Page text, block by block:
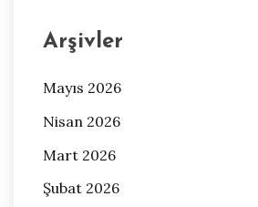
Arşivler
Mayıs 2026
Nisan 2026
Mart 2026
Şubat 2026